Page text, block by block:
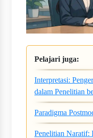
Pelajari juga:
Interpretasi:
dalam Penelitian
Paradigma
Penelitian Naratif: